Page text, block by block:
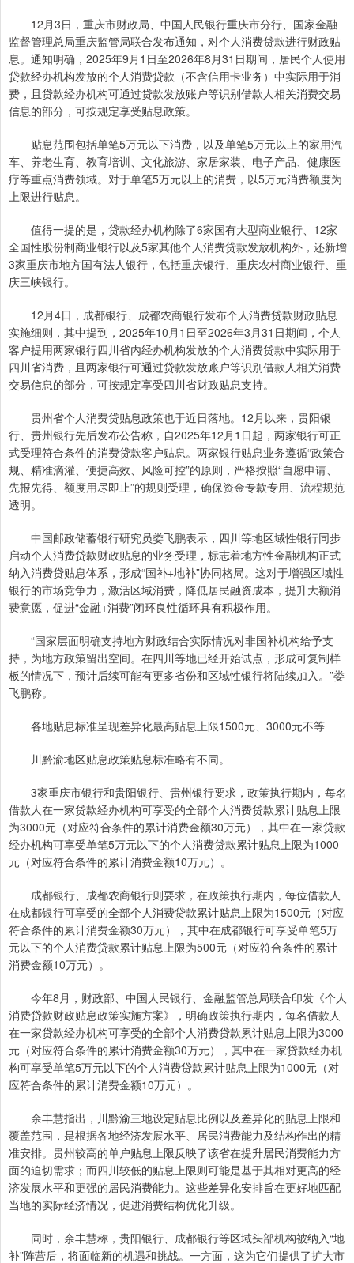
12月3日，重庆市财政局、中国人民银行重庆市分行、国家金融
监督管理总局重庆监管局联合发布通知，对个人消费贷款进行财政贴
息。通知明确，2025年9月1日至2026年8月31日期间，居民个人使用
贷款经办机构发放的个人消费贷款（不含信用卡业务）中实际用于消
费，且贷款经办机构可通过贷款发放账户等识别借款人相关消费交易
信息的部分，可按规定享受贴息政策。
贴息范围包括单笔5万元以下消费，以及单笔5万元以上的家用汽
车、养老生育、教育培训、文化旅游、家居家装、电子产品、健康医
疗等重点消费领域。对于单笔5万元以上的消费，以5万元消费额度为
上限进行贴息。
值得一提的是，贷款经办机构除了6家国有大型商业银行、12家
全国性股份制商业银行以及5家其他个人消费贷款发放机构外，还新增
3家重庆市地方国有法人银行，包括重庆银行、重庆农村商业银行、重
庆三峡银行。
12月4日，成都银行、成都农商银行发布个人消费贷款财政贴息
实施细则，其中提到，2025年10月1日至2026年3月31日期间，个人
客户提用两家银行四川省内经办机构发放的个人消费贷款中实际用于
四川省消费，且两家银行可通过贷款发放账户等识别借款人相关消费
交易信息的部分，可按规定享受四川省财政贴息支持。
贵州省个人消费贷贴息政策也于近日落地。12月以来，贵阳银
行、贵州银行先后发布公告称，自2025年12月1日起，两家银行可正
式受理符合条件的消费贷款客户贴息。两家银行贴息业务遵循“政策合
规、精准滴灌、便捷高效、风险可控”的原则，严格按照“自愿申请、
先报先得、额度用尽即止”的规则受理，确保资金专款专用、流程规范
透明。
中国邮政储蓄银行研究员娄飞鹏表示，四川等地区域性银行同步
启动个人消费贷款财政贴息的业务受理，标志着地方性金融机构正式
纳入消费贷贴息体系，形成“国补+地补”协同格局。这对于增强区域性
银行的市场竞争力，激活区域消费，降低居民融资成本，提升大额消
费意愿，促进“金融+消费”闭环良性循环具有积极作用。
“国家层面明确支持地方财政结合实际情况对非国补机构给予支
持，为地方政策留出空间。在四川等地已经开始试点，形成可复制样
板的情况下，预计后续可能有更多省份和区域性银行将陆续加入。”娄
飞鹏称。
各地贴息标准呈现差异化最高贴息上限1500元、3000元不等
川黔渝地区贴息政策贴息标准略有不同。
3家重庆市银行和贵阳银行、贵州银行要求，政策执行期内，每名
借款人在一家贷款经办机构可享受的全部个人消费贷款累计贴息上限
为3000元（对应符合条件的累计消费金额30万元），其中在一家贷款
经办机构可享受单笔5万元以下的个人消费贷款累计贴息上限为1000
元（对应符合条件的累计消费金额10万元）。
成都银行、成都农商银行则要求，在政策执行期内，每位借款人
在成都银行可享受的全部个人消费贷款累计贴息上限为1500元（对应
符合条件的累计消费金额30万元），其中在成都银行可享受单笔5万
元以下的个人消费贷款累计贴息上限为500元（对应符合条件的累计
消费金额10万元）。
今年8月，财政部、中国人民银行、金融监管总局联合印发《个人
消费贷款财政贴息政策实施方案》，明确政策执行期内，每名借款人
在一家贷款经办机构可享受的全部个人消费贷款累计贴息上限为3000
元（对应符合条件的累计消费金额30万元），其中在一家贷款经办机
构可享受单笔5万元以下的个人消费贷款累计贴息上限为1000元（对
应符合条件的累计消费金额10万元）。
余丰慧指出，川黔渝三地设定贴息比例以及差异化的贴息上限和
覆盖范围，是根据各地经济发展水平、居民消费能力及结构作出的精
准安排。贵州较高的单户贴息上限反映了该省在提升居民消费能力方
面的迫切需求；而四川较低的贴息上限则可能是基于其相对更高的经
济发展水平和更强的居民消费能力。这些差异化安排旨在更好地匹配
当地的实际经济情况，促进消费结构优化升级。
同时，余丰慧称，贵阳银行、成都银行等区域头部机构被纳入“地
补”阵营后，将面临新的机遇和挑战。一方面，这为它们提供了扩大市